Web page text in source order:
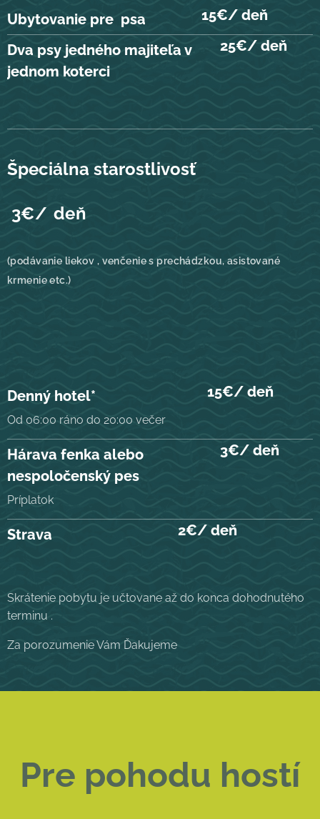
Ubytovanie pre psa 15€/ deň
Dva psy jedného majiteľa v
jednom koterci
25€/ deň
Špeciálna starostlivosť
3€/ deň
(podávanie liekov , venčenie s prechádzkou, asistované
krmenie etc.)
Denný hotel*
Od 06:00 ráno do 20:00 večer
15€/ deň
Hárava fenka alebo
nespoločenský pes
Príplatok
3€/ deň
Strava 2€/ deň
Skrátenie pobytu je učtovane až do konca dohodnutého
terminu .
Za porozumenie Vám Ďakujeme
Pre pohodu hostí